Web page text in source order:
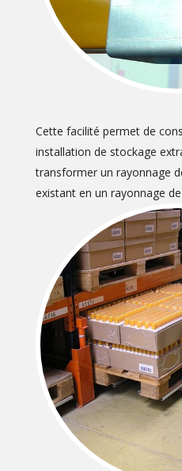
Cette facilité permet de
installation de stockage
transformer un rayonnage
existant en un rayonnage